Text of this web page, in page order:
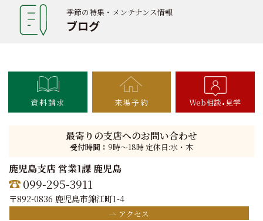
季節の特集・メンテナンス情報
ブログ
資料請求 来場予約 Web相談 見学
最寄りの支店へのお問い合わせ
受付時間： 9時〜18時 定休日:水・木
鹿児島支店 営業1課 鹿児島
099-295-3911
〒892-0836 鹿児島市錦江町1-4
アクセス